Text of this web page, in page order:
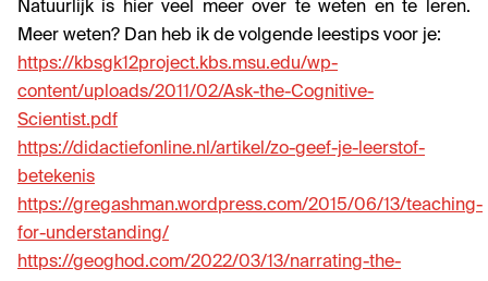
Natuurlijk is hier veel meer over te weten en te leren.
Meer weten? Dan heb ik de volgende leestips voor je:
https://kbsgk12project.kbs.msu.edu/wp-
content/uploads/2011/02/Ask-the-Cognitive-
Scientist.pdf
https://didactiefonline.nl/artikel/zo-geef-je-leerstof-
betekenis
https://gregashman.wordpress.com/2015/06/13/teaching-
for-understanding/
https://geoghod.com/2022/03/13/narrating-the-